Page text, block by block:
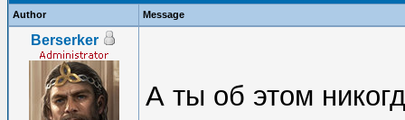
Author Message
Berserker
А ты об этом